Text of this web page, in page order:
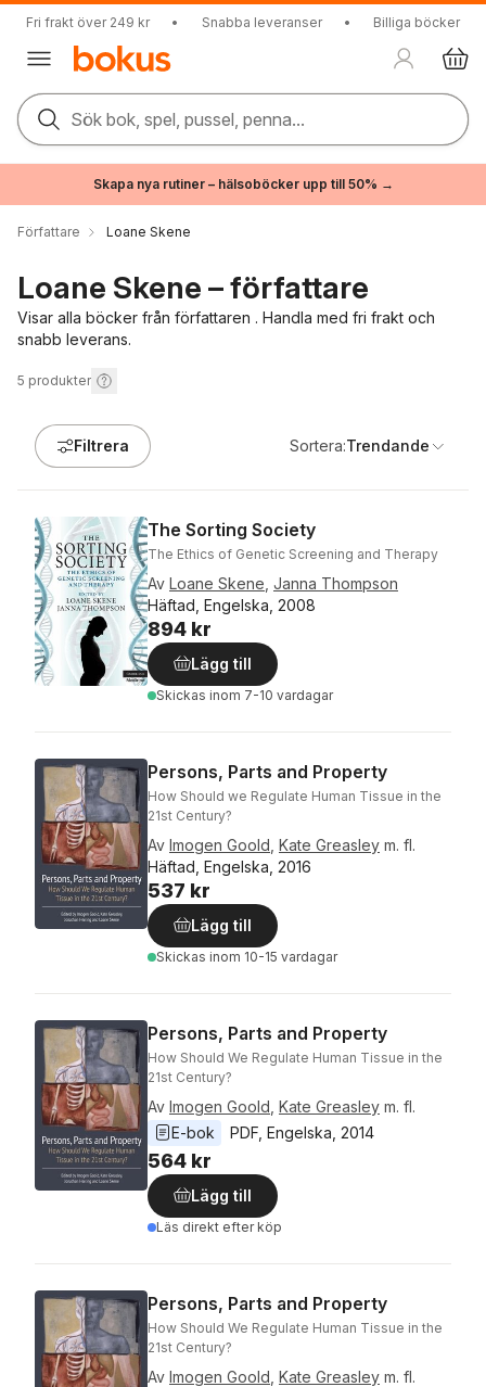
Fri frakt över 249 kr • Snabba leveranser • Billiga böcker
Sök bok, spel, pussel, penna...
Skapa nya rutiner – hälsoböcker upp till 50% →
Författare Loane Skene
Loane Skene – författare
Visar alla böcker från författaren . Handla med fri frakt och
snabb leverans.
5 produkter
Filtrera Sortera:Trendande
The Sorting Society
The Ethics of Genetic Screening and Therapy
Av Loane Skene Janna Thompson
Häftad, Engelska, 2008
894 kr
Lägg till
Skickas inom 7-10 vardagar
Persons, Parts and Property
How Should we Regulate Human Tissue in the
21st Century?
Av Imogen Goold Kate Greasley m. fl.
Häftad, Engelska, 2016
537 kr
Lägg till
Skickas inom 10-15 vardagar
Persons, Parts and Property
How Should We Regulate Human Tissue in the
21st Century?
Av Imogen Goold Kate Greasley m. fl.
E-bok
PDF Engelska 2014
564 kr
Lägg till
Läs direkt efter köp
Persons, Parts and Property
How Should We Regulate Human Tissue in the
21st Century?
Av Imogen Goold Kate Greasley m. fl.